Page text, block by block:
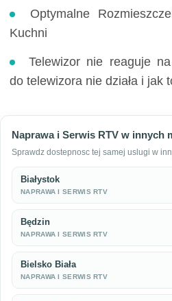
Optymalne
Kuchni
Telewizor nie reaguje
do telewizora nie działa i jak
Naprawa i Serwis RTV w innych
Sprawdz dostepnosc tej samej uslugi w
Białystok
NAPRAWA I SERWIS RTV
Będzin
NAPRAWA I SERWIS RTV
Bielsko Biała
NAPRAWA I SERWIS RTV